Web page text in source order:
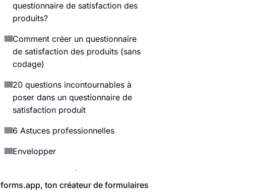
questionnaire de satisfaction des
produits?
Comment créer un questionnaire
de satisfaction des produits (sans
codage)
20 questions incontournables à
poser dans un questionnaire de
satisfaction produit
6 Astuces professionnelles
Envelopper
forms.app, ton créateur de formulaires